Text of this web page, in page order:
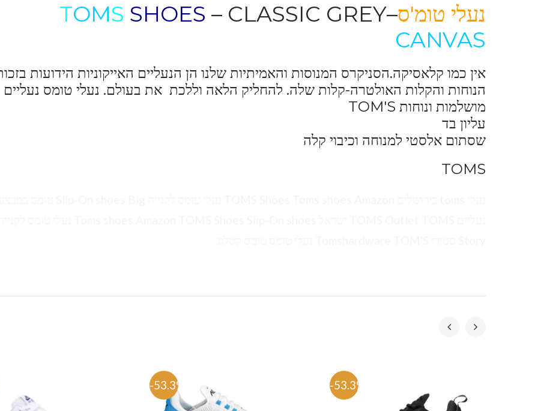
נעלי טומ'ס–
TOMS SHOES – CLASSIC GREY
CANVAS
אין כמו קלאסיקה.הסניקרס המנוסות והאמיתיות שלנו הן הנעליים האייקוניות הידועות
הנוחות והקלות האולטרה-קלות שלה. להחליק הלאה וללכת את בעולם. נעלי טומס נעליים
מושלמות ונוחות TOM'S
עליון בד
שסתום אלסטי למנוחה וכיבוי קלה
TOMS
-53.3% -53.3%